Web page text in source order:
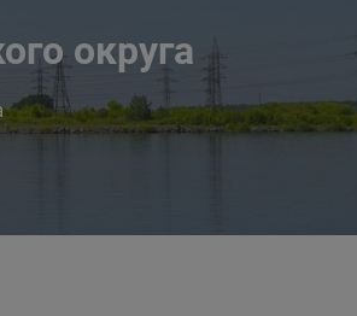
округа